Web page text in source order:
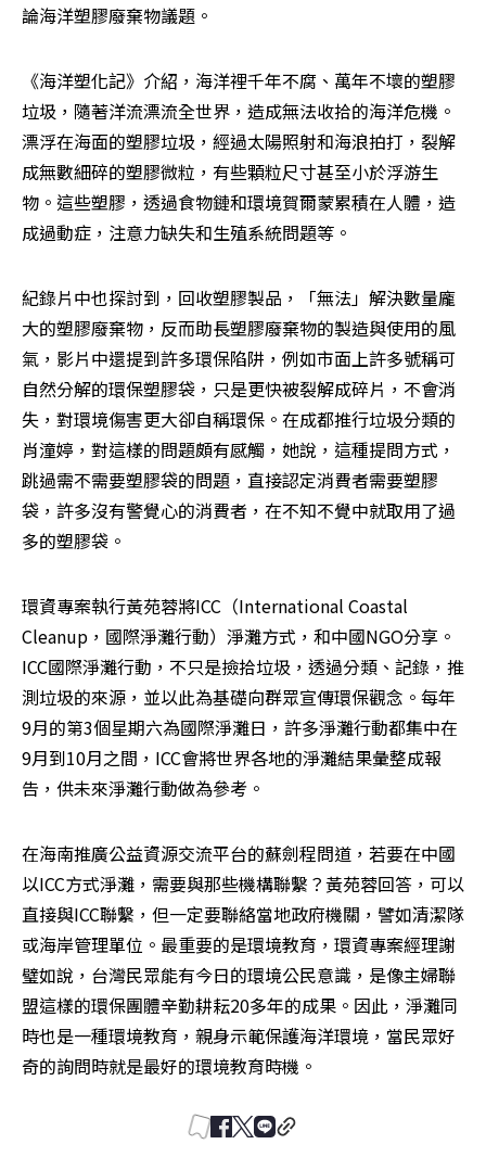
論海洋塑膠廢棄物議題。
《海洋塑化記》介紹，海洋裡千年不腐、萬年不壞的塑膠
垃圾，隨著洋流漂流全世界，造成無法收拾的海洋危機。
漂浮在海面的塑膠垃圾，經過太陽照射和海浪拍打，裂解
成無數細碎的塑膠微粒，有些顆粒尺寸甚至小於浮游生
物。這些塑膠，透過食物鏈和環境賀爾蒙累積在人體，造
成過動症，注意力缺失和生殖系統問題等。
紀錄片中也探討到，回收塑膠製品，「無法」解決數量龐
大的塑膠廢棄物，反而助長塑膠廢棄物的製造與使用的風
氣，影片中還提到許多環保陷阱，例如市面上許多號稱可
自然分解的環保塑膠袋，只是更快被裂解成碎片，不會消
失，對環境傷害更大卻自稱環保。在成都推行垃圾分類的
肖潼婷，對這樣的問題頗有感觸，她說，這種提問方式，
跳過需不需要塑膠袋的問題，直接認定消費者需要塑膠
袋，許多沒有警覺心的消費者，在不知不覺中就取用了過
多的塑膠袋。
環資專案執行黃苑蓉將ICC（International Coastal
Cleanup，國際淨灘行動）淨灘方式，和中國NGO分享。
ICC國際淨灘行動，不只是撿拾垃圾，透過分類、記錄，推
測垃圾的來源，並以此為基礎向群眾宣傳環保觀念。每年
9月的第3個星期六為國際淨灘日，許多淨灘行動都集中在
9月到10月之間，ICC會將世界各地的淨灘結果彙整成報
告，供未來淨灘行動做為參考。
在海南推廣公益資源交流平台的蘇劍程問道，若要在中國
以ICC方式淨灘，需要與那些機構聯繫？黃苑蓉回答，可以
直接與ICC聯繫，但一定要聯絡當地政府機關，譬如清潔隊
或海岸管理單位。最重要的是環境教育，環資專案經理謝
璧如說，台灣民眾能有今日的環境公民意識，是像主婦聯
盟這樣的環保團體辛勤耕耘20多年的成果。因此，淨灘同
時也是一種環境教育，親身示範保護海洋環境，當民眾好
奇的詢問時就是最好的環境教育時機。